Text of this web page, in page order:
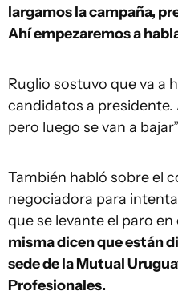
largamos la campaña,
Ahí empezaremos a
Ruglio sostuvo que va a
candidatos a presidente.
pero luego se van a
También habló sobre el
negociadora para
que se levante el paro
misma dicen que están
sede de la Mutual
Profesionales.